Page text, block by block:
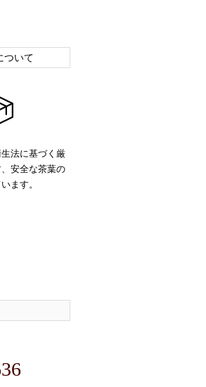
ついて
法に基づく厳
安全な茶葉の
ます。